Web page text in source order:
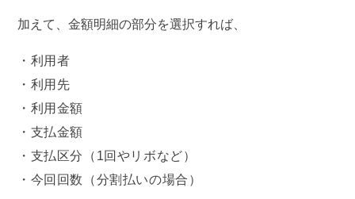
加えて、金額明細の部分を選択すれば、
利用者
利用先
利用金額
支払金額
支払区分（1回やリボなど）
今回回数（分割払いの場合）